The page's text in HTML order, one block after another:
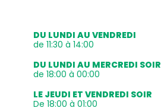
DU LUNDI AU VENDREDI
de 11:30 à 14:00
DU LUNDI AU MERCREDI SOIR
de 18:00 à 00:00
LE JEUDI ET VENDREDI SOIR
De 18:00 à 01:00